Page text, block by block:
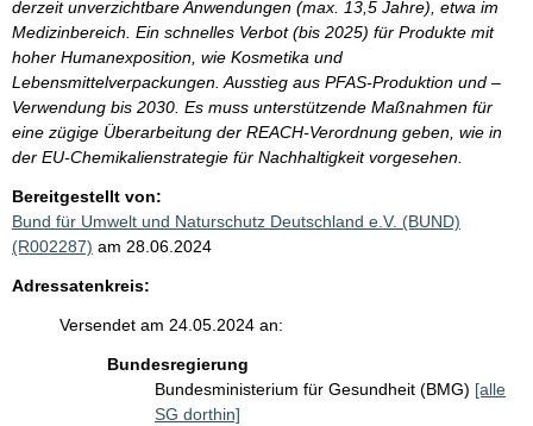
derzeit unverzichtbare Anwendungen (max. 13,5 Jahre), etwa im
Medizinbereich. Ein schnelles Verbot (bis 2025) für Produkte mit
hoher Humanexposition, wie Kosmetika und
Lebensmittelverpackungen. Ausstieg aus PFAS-Produktion und –
Verwendung bis 2030. Es muss unterstützende Maßnahmen für
eine zügige Überarbeitung der REACH-Verordnung geben, wie in
der EU-Chemikalienstrategie für Nachhaltigkeit vorgesehen.
Bereitgestellt von:
Bund für Umwelt und Naturschutz Deutschland e.V. (BUND)
(R002287) am 28.06.2024
Adressatenkreis:
Versendet am 24.05.2024 an:
Bundesregierung
Bundesministerium für Gesundheit (BMG) [alle
SG dorthin]